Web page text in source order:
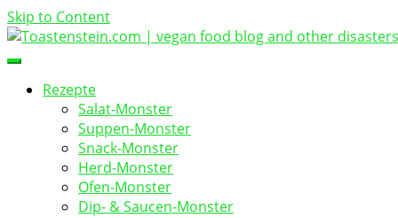
Skip to Content
Toastenstein.com
vegan food blog
Rezepte
Salat-Monster
Suppen-Monster
Snack-Monster
Herd-Monster
Ofen-Monster
Dip- & Saucen-Monster